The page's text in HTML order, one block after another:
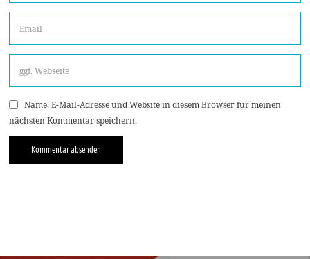
Name, E-Mail-Adresse und Website in diesem Browser für meinen
nächsten Kommentar speichern.